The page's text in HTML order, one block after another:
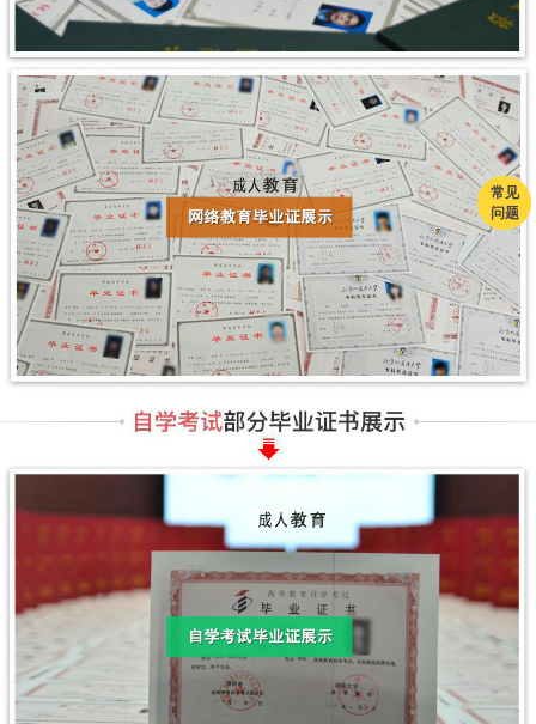
常见
问题